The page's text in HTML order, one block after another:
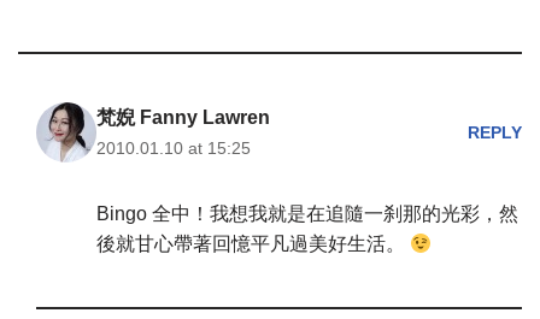
梵婗 Fanny Lawren
2010.01.10 at 15:25
REPLY
Bingo 全中！我想我就是在追隨一刹那的光彩，然
後就甘心帶著回憶平凡過美好生活。